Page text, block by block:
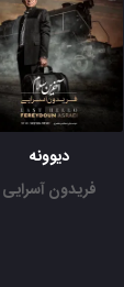
دیوونه
فریدون آسرایی